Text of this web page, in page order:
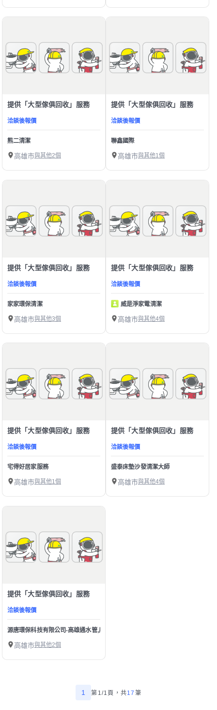
提供「大型傢俱回收」服務
洽談後報價
熊二清潔
高雄市與其他2個
提供「大型傢俱回收」服務
洽談後報價
聯鑫國際
高雄市與其他1個
提供「大型傢俱回收」服務
洽談後報價
家家環保清潔
高雄市與其他3個
提供「大型傢俱回收」服務
洽談後報價
威是淨家電清潔
高雄市與其他4個
提供「大型傢俱回收」服務
洽談後報價
宅得好居家服務
高雄市與其他1個
提供「大型傢俱回收」服務
洽談後報價
盛泰床墊沙發清潔大師
高雄市與其他4個
提供「大型傢俱回收」服務
洽談後報價
源唐環保科技有限公司-高雄通水管,屏東通水管,高雄清洗水管,高雄水管內視鏡檢
高雄市與其他2個
1 第1/1頁， 共17 筆